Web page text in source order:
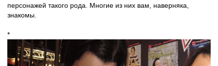
персонажей такого рода. Многие из них вам, наверняка,
знакомы.
*